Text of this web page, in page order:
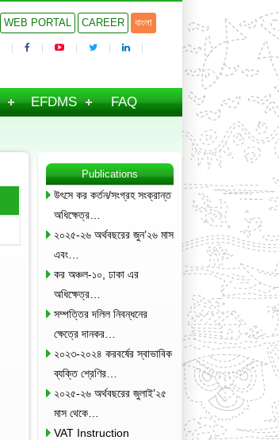
WEB PORTAL CAREER বাংলা
EFDMS FAQ
Publications
উৎসে কর কর্তন/সংগ্রহ সংক্রান্ত
অধিক্ষেত্র…
২০২৫-২৬ অর্থবছরের জুন’২৬ মাস
এবং…
কর অঞ্চল-১০, ঢাকা এর
অধিক্ষেত্র…
সম্পত্তির দলিল নিবন্ধনের
ক্ষেত্রে দানকর…
২০২৩-২০২৪ করবর্ষের স্বাভাবিক
ব্যক্তি শ্রেণির…
২০২৫-২৬ অর্থবছরের জুলাই’২৫
মাস থেকে…
VAT Instruction